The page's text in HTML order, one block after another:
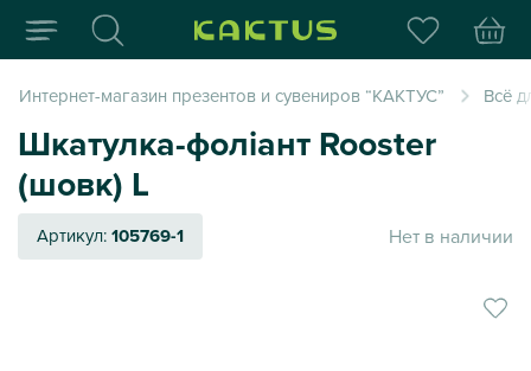
Интернет-магазин
Интернет-магазин презентов и сувениров “КАКТУС” Всё
Шкатулка-фоліант Rooster
(шовк) L
Артикул:105769-1 Нет в наличии